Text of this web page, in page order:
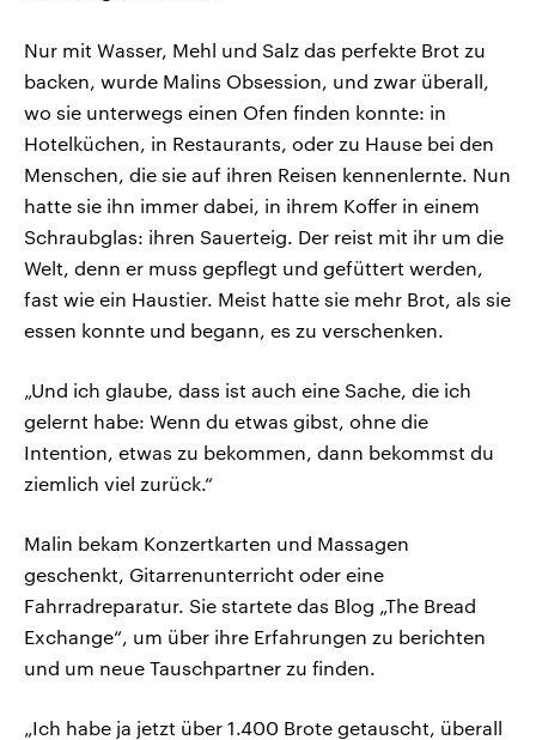
Nur mit Wasser, Mehl und Salz das perfekte Brot zu
backen, wurde Malins Obsession, und zwar überall,
wo sie unterwegs einen Ofen finden konnte: in
Hotelküchen, in Restaurants, oder zu Hause bei den
Menschen, die sie auf ihren Reisen kennenlernte. Nun
hatte sie ihn immer dabei, in ihrem Koffer in einem
Schraubglas: ihren Sauerteig. Der reist mit ihr um die
Welt, denn er muss gepflegt und gefüttert werden,
fast wie ein Haustier. Meist hatte sie mehr Brot, als sie
essen konnte und begann, es zu verschenken.
„Und ich glaube, dass ist auch eine Sache, die ich
gelernt habe: Wenn du etwas gibst, ohne die
Intention, etwas zu bekommen, dann bekommst du
ziemlich viel zurück.“
Malin bekam Konzertkarten und Massagen
geschenkt, Gitarrenunterricht oder eine
Fahrradreparatur. Sie startete das Blog „The Bread
Exchange“, um über ihre Erfahrungen zu berichten
und um neue Tauschpartner zu finden.
„Ich habe ja jetzt über 1.400 Brote getauscht, überall